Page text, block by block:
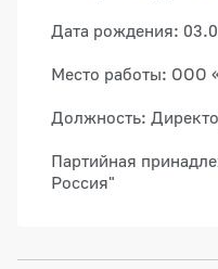
Дата рождения:
Место работы: ООО
Должность:
Партийная
Россия"